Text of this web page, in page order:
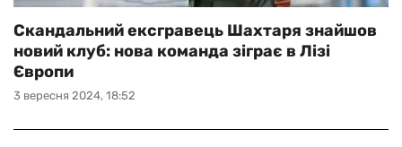
3 вересня 2024, 18:52
Скандальний ексгравець Шахтаря знайшов
новий клуб: нова команда зіграє в Лізі
Європи